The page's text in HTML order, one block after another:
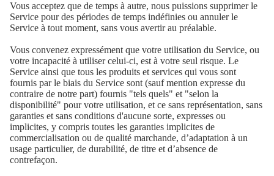
Vous acceptez que de temps à autre, nous puissions supprimer le
Service pour des périodes de temps indéfinies ou annuler le
Service à tout moment, sans vous avertir au préalable.
Vous convenez expressément que votre utilisation du Service, ou
votre incapacité à utiliser celui-ci, est à votre seul risque. Le
Service ainsi que tous les produits et services qui vous sont
fournis par le biais du Service sont (sauf mention expresse du
contraire de notre part) fournis "tels quels" et "selon la
disponibilité" pour votre utilisation, et ce sans représentation, sans
garanties et sans conditions d'aucune sorte, expresses ou
implicites, y compris toutes les garanties implicites de
commercialisation ou de qualité marchande, d’adaptation à un
usage particulier, de durabilité, de titre et d’absence de
contrefaçon.